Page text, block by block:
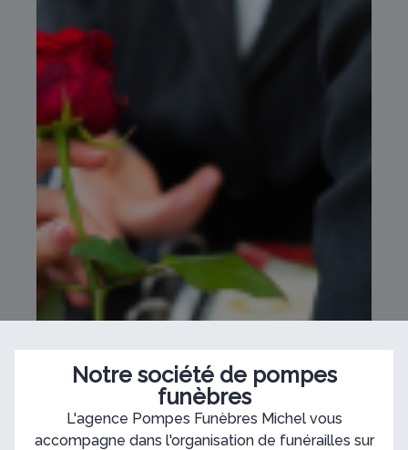
Notre société de pompes
funèbres
L'agence Pompes Funèbres Michel vous
accompagne dans l'organisation de funérailles sur